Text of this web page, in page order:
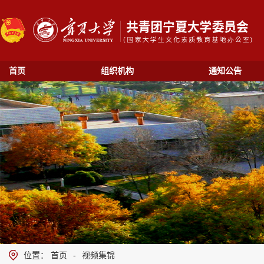
首页 组织机构 通知公告
位置： 首页 - 视频集锦